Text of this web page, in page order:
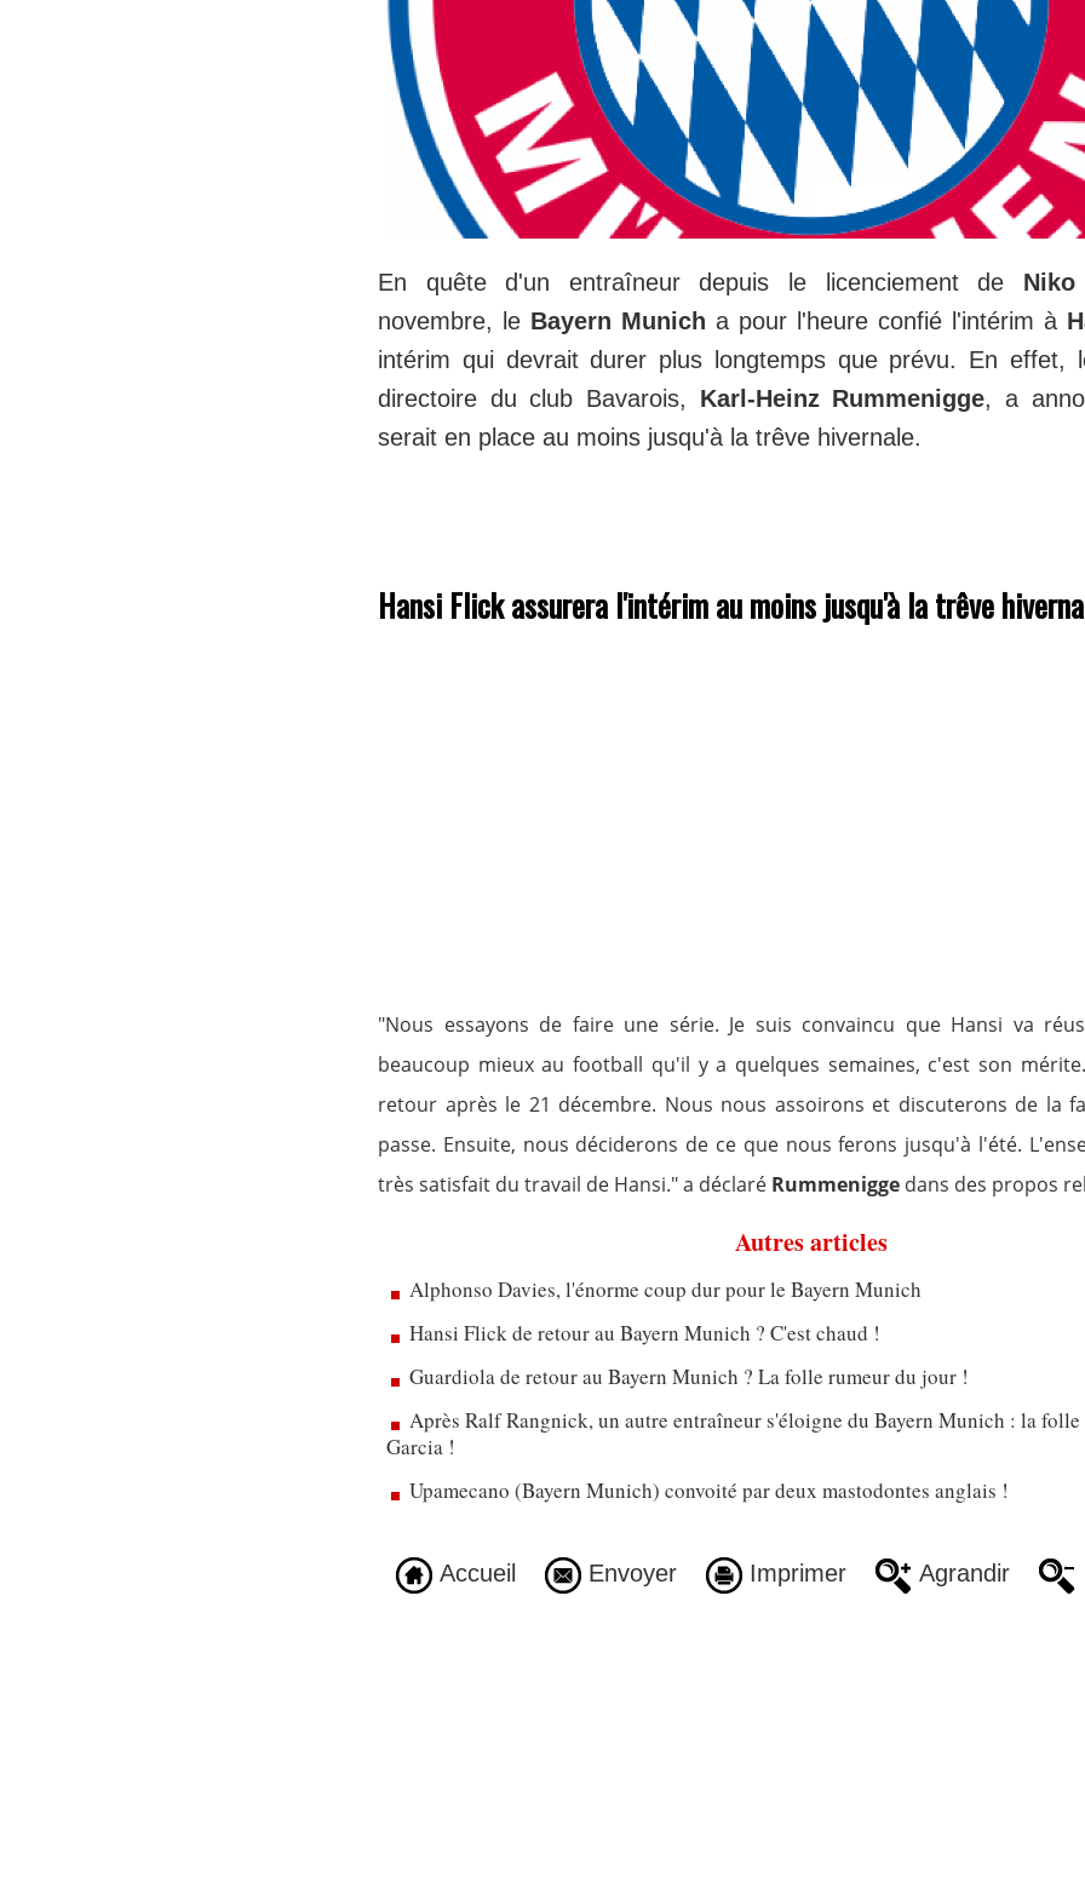
En quête d'un entraîneur depuis le licenciement de
novembre, le Bayern Munich a pour l'heure confié l'intérim à
intérim qui devrait durer plus longtemps que prévu. En effet,
directoire du club Bavarois, Karl-Heinz Rummenigge, a
serait en place au moins jusqu'à la trêve hivernale.
Hansi Flick assurera l'intérim au moins jusqu'à la trêve
"Nous essayons de faire une série. Je suis convaincu que Hansi va
beaucoup mieux au football qu'il y a quelques semaines, c'est son
retour après le 21 décembre. Nous nous assoirons et discuterons de la
passe. Ensuite, nous déciderons de ce que nous ferons jusqu'à l'été.
très satisfait du travail de Hansi." a déclaré Rummenigge dans des propos
Autres articles
Alphonso Davies, l'énorme coup dur pour le Bayern Munich
Hansi Flick de retour au Bayern Munich ? C'est chaud !
Guardiola de retour au Bayern Munich ? La folle rumeur du jour !
Après Ralf Rangnick, un autre entraîneur s'éloigne du Bayern Munich : la
Garcia !
Upamecano (Bayern Munich) convoité par deux mastodontes anglais !
Accueil Envoyer Imprimer Agrandir